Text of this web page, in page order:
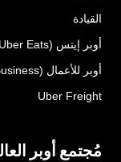
القيادة
أوبر إيتس (Uber Eats)
أوبر للأعمال (Uber for Business)
Uber Freight
مُجتمع أوبر